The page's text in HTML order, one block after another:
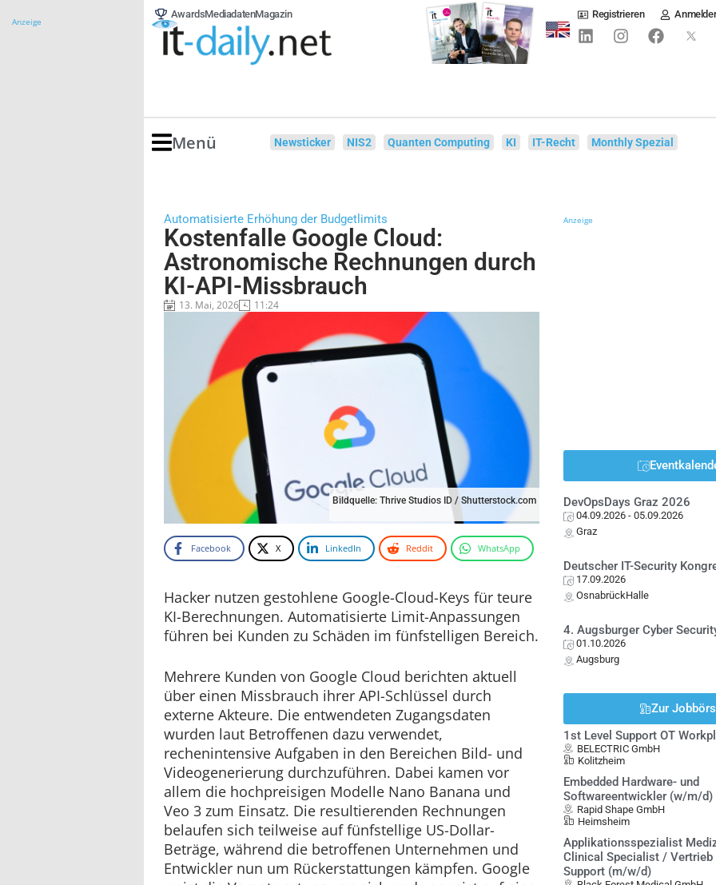
Anzeige
AwardsMediadatenMagazin Registrieren
Menü Newsticker NIS2 Quanten Computing KI IT-Recht Monthly Spezial
Automatisierte Erhöhung der Budgetlimits
Kostenfalle Google Cloud:
Astronomische Rechnungen durch
KI-API-Missbrauch
13. Mai, 2026 11:24
Bildquelle: Thrive Studios ID / Shutterstock.com
Facebook X LinkedIn Reddit WhatsApp
Hacker nutzen gestohlene Google-Cloud-Keys für teure
KI-Berechnungen. Automatisierte Limit-Anpassungen
führen bei Kunden zu Schäden im fünfstelligen Bereich.
Mehrere Kunden von Google Cloud berichten aktuell
über einen Missbrauch ihrer API-Schlüssel durch
externe Akteure. Die entwendeten Zugangsdaten
wurden laut Betroffenen dazu verwendet,
rechenintensive Aufgaben in den Bereichen Bild- und
Videogenerierung durchzuführen. Dabei kamen vor
allem die hochpreisigen Modelle Nano Banana und
Veo 3 zum Einsatz. Die resultierenden Rechnungen
belaufen sich teilweise auf fünfstellige US-Dollar-
Beträge, während die betroffenen Unternehmen und
Entwickler nun um Rückerstattungen kämpfen. Google
Anzeige
DevOpsDays Graz 2026
04.09.2026 - 05.09.2026
Graz
Deutscher IT-Security
17.09.2026
OsnabrückHalle
4. Augsburger Cyber
01.10.2026
Augsburg
Zur
1st Level Support OT
BELECTRIC GmbH
Kolitzheim
Embedded Hardware- und
Softwareentwickler (w/m/d)
Rapid Shape GmbH
Heimsheim
Applikationsspezialist
Clinical Specialist / Vertrieb
Support (m/w/d)